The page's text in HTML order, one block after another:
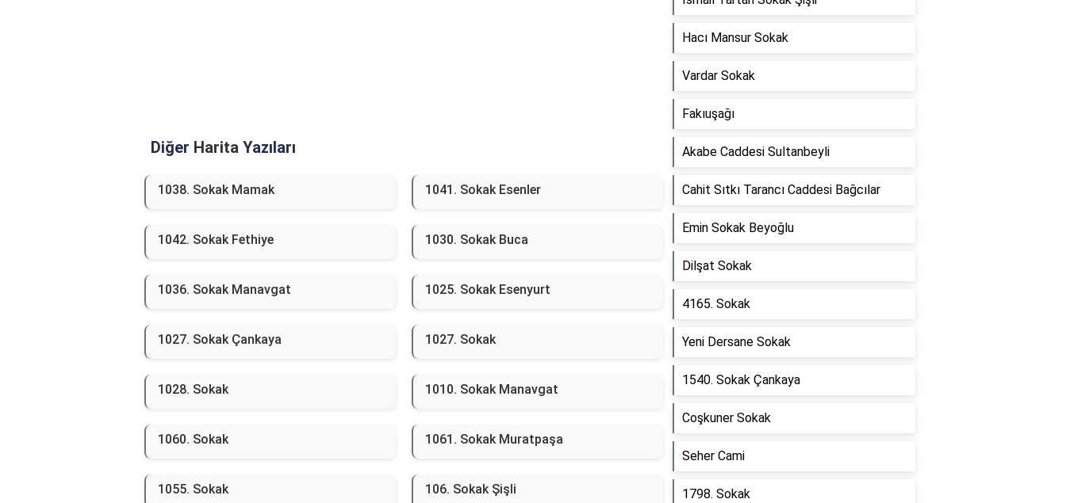
Diğer Harita Yazıları
1038. Sokak Mamak 1041. Sokak Esenler
1042. Sokak Fethiye 1030. Sokak Buca
1036. Sokak Manavgat 1025. Sokak Esenyurt
1027. Sokak Çankaya 1027. Sokak
1028. Sokak 1010. Sokak Manavgat
1060. Sokak 1061. Sokak Muratpaşa
1055. Sokak 106. Sokak Şişli
Hacı Mansur Sokak
Vardar Sokak
Fakıuşağı
Akabe Caddesi Sultanbeyli
Cahit Sıtkı Tarancı Caddesi Bağcılar
Emin Sokak Beyoğlu
Dilşat Sokak
4165. Sokak
Yeni Dersane Sokak
1540. Sokak Çankaya
Coşkuner Sokak
Seher Cami
1798. Sokak